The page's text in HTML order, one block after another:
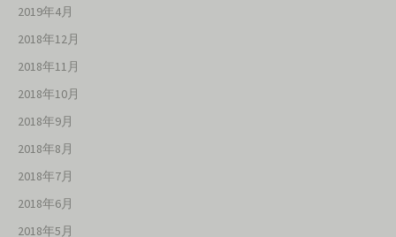
2019年4月
2018年12月
2018年11月
2018年10月
2018年9月
2018年8月
2018年7月
2018年6月
2018年5月